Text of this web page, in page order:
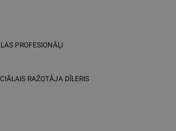
PROFESIONĀĻI
RAŽOTĀJA DĪLERIS